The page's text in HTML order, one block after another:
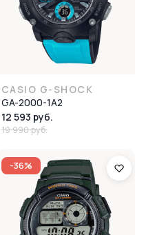
CASIO G-SHOCK
GA-2000-1A2
12 593 руб.
19 990 руб.
-36%